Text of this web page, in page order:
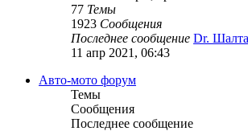
77 Темы
1923 Сообщения
Последнее сообщение Dr.
11 апр 2021, 06:43
Авто-мото форум
Темы
Сообщения
Последнее сообщение